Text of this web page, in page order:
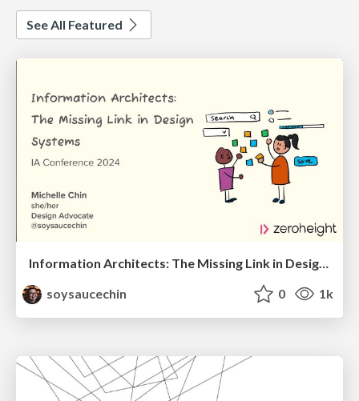
See All Featured
Information Architects: The Missing Link in Design Systems
soysaucechin
0 1k